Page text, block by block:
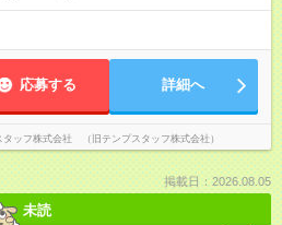
応募する 詳細へ
タッフ株式会社 （旧テンプスタッフ株式会社）
掲載日：2026.08.05
未読